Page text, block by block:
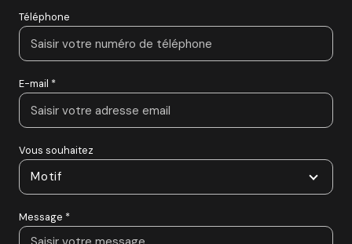
Téléphone
E-mail *
Vous souhaitez
Motif
Message *